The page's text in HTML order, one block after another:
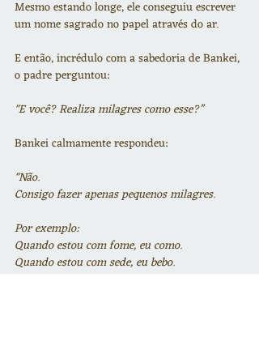
Mesmo estando longe, ele conseguiu escrever
um nome sagrado no papel através do ar.
E então, incrédulo com a sabedoria de Bankei,
o padre perguntou:
"E você? Realiza milagres como esse?”
Bankei calmamente respondeu:
"Não.
Consigo fazer apenas pequenos milagres.
Por exemplo:
Quando estou com fome, eu como.
Quando estou com sede, eu bebo.